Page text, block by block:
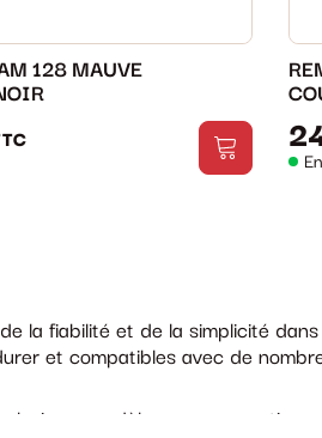
128 MAUVE
la fiabilité et de la simplicité
et compatibles avec de
modèles, vous